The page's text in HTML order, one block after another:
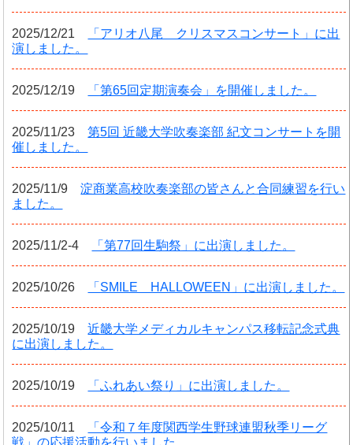
2025/12/21
「アリオ八尾 クリスマスコンサート」に出
演しました。
2025/12/19 「第65回定期演奏会」を開催しました。
2025/11/23第5回 近畿大学吹奏楽部 紀文コンサートを開
催しました。
2025/11/9淀商業高校吹奏楽部の皆さんと合同練習を行い
ました。
2025/11/2-4 「第77回生駒祭」に出演しました。
2025/10/26 「SMILE HALLOWEEN」に出演しました。
2025/10/19近畿大学メディカルキャンパス移転記念式典
に出演しました。
2025/10/19 「ふれあい祭り」に出演しました。
2025/10/11
「令和７年度関西学生野球連盟秋季リーグ
戦」の応援活動を行いました。